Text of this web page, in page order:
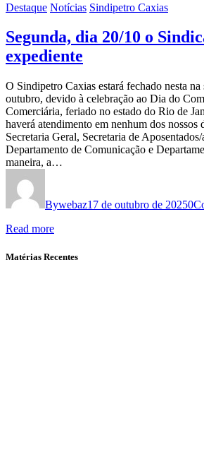
Destaque Notícias Sindipetro Caxias
Segunda, dia 20/10 o
expediente
O Sindipetro Caxias estará fechado nesta
outubro, devido à celebração ao Dia do
Comerciária, feriado no estado do Rio de
haverá atendimento em nenhum dos nossos
Secretaria Geral, Secretaria de Aposentados/
Departamento de Comunicação e
maneira, a…
Bywebaz17 de outubro de 20250
Read more
Matérias Recentes